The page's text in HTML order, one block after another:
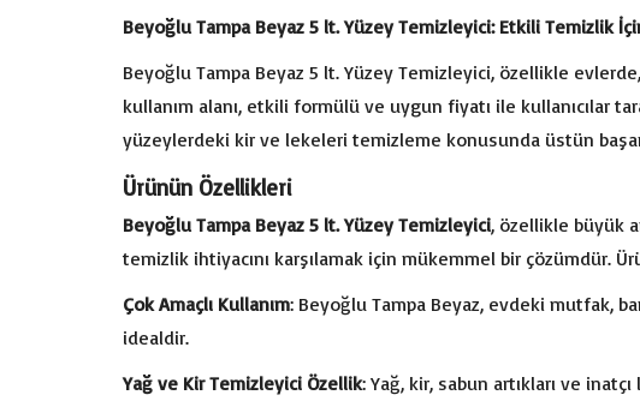
Beyoğlu Tampa Beyaz 5 lt. Yüzey Temizleyici: Etkili Temizlik
Beyoğlu Tampa Beyaz 5 lt. Yüzey Temizleyici, özellikle
kullanım alanı, etkili formülü ve uygun fiyatı ile kullanıcılar
yüzeylerdeki kir ve lekeleri temizleme konusunda üstün
Ürünün Özellikleri
Beyoğlu Tampa Beyaz 5 lt. Yüzey Temizleyici, özellikle büyük
temizlik ihtiyacını karşılamak için mükemmel bir çözümdür.
Çok Amaçlı Kullanım: Beyoğlu Tampa Beyaz, evdeki mutfak,
idealdir.
Yağ ve Kir Temizleyici Özellik: Yağ, kir, sabun artıkları ve